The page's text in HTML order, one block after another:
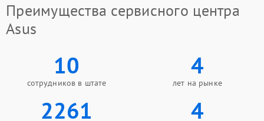
Преимущества сервисного центра
Asus
10
сотрудников в штате
4
лет на рынке
2261 4